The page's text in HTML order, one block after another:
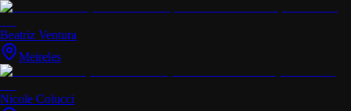
Beatriz Ventura
Meireles
Nicole Colucci